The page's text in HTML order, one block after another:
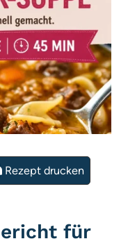
Rezept drucken
für